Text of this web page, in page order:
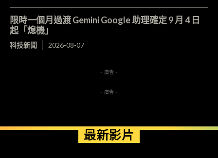
限時一個月過渡 Gemini Google 助理確定 9 月 4 日
起「熄機」
科技新聞 2026-08-07
- 廣告 -
- 廣告 -
最新影片